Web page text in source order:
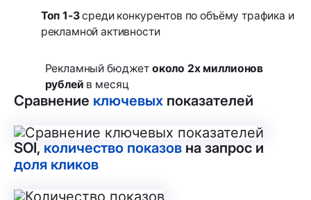
Топ 1-3среди конкурентов по объёму трафика и
рекламной активности
Рекламный бюджет около 2х миллионов
рублей в месяц
Сравнение ключевых показателей
SOI, количество показов на запрос и
доля кликов